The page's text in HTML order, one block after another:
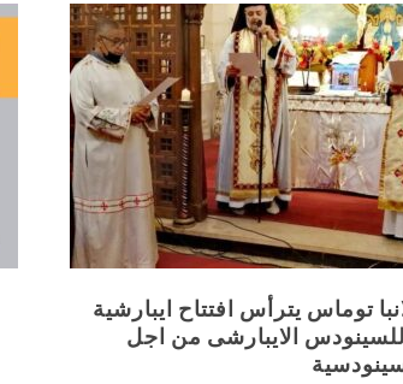
توماس يترأس افتتاح ايبارشية
الايبارشى من اجل